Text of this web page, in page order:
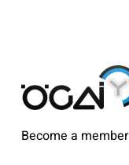
Become a member